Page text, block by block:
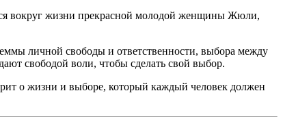
вокруг жизни прекрасной молодой женщины Жюли,
личной свободы и ответственности, выбора между
свободой воли, чтобы сделать свой выбор.
о жизни и выборе, который каждый человек должен